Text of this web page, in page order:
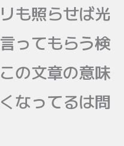
も照らせば光
ってもらう検
の文章の意味
なってるは問